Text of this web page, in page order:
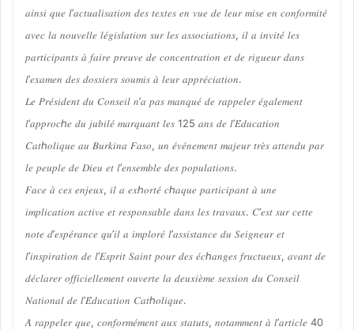
𝑎𝑖𝑛𝑠𝑖 𝑞𝑢𝑒 𝑙’𝑎𝑐𝑡𝑢𝑎𝑙𝑖𝑠𝑎𝑡𝑖𝑜𝑛 𝑑𝑒𝑠 𝑡𝑒𝑥𝑡𝑒𝑠 𝑒𝑛 𝑣𝑢𝑒 𝑑𝑒 𝑙𝑒𝑢𝑟 𝑚𝑖𝑠𝑒 𝑒𝑛 𝑐𝑜𝑛𝑓𝑜𝑟𝑚𝑖𝑡𝑒́
𝑎𝑣𝑒𝑐 𝑙𝑎 𝑛𝑜𝑢𝑣𝑒𝑙𝑙𝑒 𝑙𝑒́𝑔𝑖𝑠𝑙𝑎𝑡𝑖𝑜𝑛 𝑠𝑢𝑟 𝑙𝑒𝑠 𝑎𝑠𝑠𝑜𝑐𝑖𝑎𝑡𝑖𝑜𝑛𝑠, 𝑖𝑙 𝑎 𝑖𝑛𝑣𝑖𝑡𝑒́ 𝑙𝑒𝑠
𝑝𝑎𝑟𝑡𝑖𝑐𝑖𝑝𝑎𝑛𝑡𝑠 𝑎̀ 𝑓𝑎𝑖𝑟𝑒 𝑝𝑟𝑒𝑢𝑣𝑒 𝑑𝑒 𝑐𝑜𝑛𝑐𝑒𝑛𝑡𝑟𝑎𝑡𝑖𝑜𝑛 𝑒𝑡 𝑑𝑒 𝑟𝑖𝑔𝑢𝑒𝑢𝑟 𝑑𝑎𝑛𝑠
𝑙’𝑒𝑥𝑎𝑚𝑒𝑛 𝑑𝑒𝑠 𝑑𝑜𝑠𝑠𝑖𝑒𝑟𝑠 𝑠𝑜𝑢𝑚𝑖𝑠 𝑎̀ 𝑙𝑒𝑢𝑟 𝑎𝑝𝑝𝑟𝑒́𝑐𝑖𝑎𝑡𝑖𝑜𝑛.
𝐿𝑒 𝑃𝑟𝑒́𝑠𝑖𝑑𝑒𝑛𝑡 𝑑𝑢 𝐶𝑜𝑛𝑠𝑒𝑖𝑙 𝑛’𝑎 𝑝𝑎𝑠 𝑚𝑎𝑛𝑞𝑢𝑒́ 𝑑𝑒 𝑟𝑎𝑝𝑝𝑒𝑙𝑒𝑟 𝑒́𝑔𝑎𝑙𝑒𝑚𝑒𝑛𝑡
𝑙’𝑎𝑝𝑝𝑟𝑜𝑐ℎ𝑒 𝑑𝑢 𝑗𝑢𝑏𝑖𝑙𝑒́ 𝑚𝑎𝑟𝑞𝑢𝑎𝑛𝑡 𝑙𝑒𝑠 125 𝑎𝑛𝑠 𝑑𝑒 𝑙’𝐸́𝑑𝑢𝑐𝑎𝑡𝑖𝑜𝑛
𝐶𝑎𝑡ℎ𝑜𝑙𝑖𝑞𝑢𝑒 𝑎𝑢 𝐵𝑢𝑟𝑘𝑖𝑛𝑎 𝐹𝑎𝑠𝑜, 𝑢𝑛 𝑒́𝑣𝑒́𝑛𝑒𝑚𝑒𝑛𝑡 𝑚𝑎𝑗𝑒𝑢𝑟 𝑡𝑟𝑒̀𝑠 𝑎𝑡𝑡𝑒𝑛𝑑𝑢 𝑝𝑎𝑟
𝑙𝑒 𝑝𝑒𝑢𝑝𝑙𝑒 𝑑𝑒 𝐷𝑖𝑒𝑢 𝑒𝑡 𝑙’𝑒𝑛𝑠𝑒𝑚𝑏𝑙𝑒 𝑑𝑒𝑠 𝑝𝑜𝑝𝑢𝑙𝑎𝑡𝑖𝑜𝑛𝑠.
𝐹𝑎𝑐𝑒 𝑎̀ 𝑐𝑒𝑠 𝑒𝑛𝑗𝑒𝑢𝑥, 𝑖𝑙 𝑎 𝑒𝑥ℎ𝑜𝑟𝑡𝑒́ 𝑐ℎ𝑎𝑞𝑢𝑒 𝑝𝑎𝑟𝑡𝑖𝑐𝑖𝑝𝑎𝑛𝑡 𝑎̀ 𝑢𝑛𝑒
𝑖𝑚𝑝𝑙𝑖𝑐𝑎𝑡𝑖𝑜𝑛 𝑎𝑐𝑡𝑖𝑣𝑒 𝑒𝑡 𝑟𝑒𝑠𝑝𝑜𝑛𝑠𝑎𝑏𝑙𝑒 𝑑𝑎𝑛𝑠 𝑙𝑒𝑠 𝑡𝑟𝑎𝑣𝑎𝑢𝑥. 𝐶’𝑒𝑠𝑡 𝑠𝑢𝑟 𝑐𝑒𝑡𝑡𝑒
𝑛𝑜𝑡𝑒 𝑑’𝑒𝑠𝑝𝑒́𝑟𝑎𝑛𝑐𝑒 𝑞𝑢’𝑖𝑙 𝑎 𝑖𝑚𝑝𝑙𝑜𝑟𝑒́ 𝑙’𝑎𝑠𝑠𝑖𝑠𝑡𝑎𝑛𝑐𝑒 𝑑𝑢 𝑆𝑒𝑖𝑔𝑛𝑒𝑢𝑟 𝑒𝑡
𝑙’𝑖𝑛𝑠𝑝𝑖𝑟𝑎𝑡𝑖𝑜𝑛 𝑑𝑒 𝑙’𝐸𝑠𝑝𝑟𝑖𝑡 𝑆𝑎𝑖𝑛𝑡 𝑝𝑜𝑢𝑟 𝑑𝑒𝑠 𝑒́𝑐ℎ𝑎𝑛𝑔𝑒𝑠 𝑓𝑟𝑢𝑐𝑡𝑢𝑒𝑢𝑥, 𝑎𝑣𝑎𝑛𝑡 𝑑𝑒
𝑑𝑒́𝑐𝑙𝑎𝑟𝑒𝑟 𝑜𝑓𝑓𝑖𝑐𝑖𝑒𝑙𝑙𝑒𝑚𝑒𝑛𝑡 𝑜𝑢𝑣𝑒𝑟𝑡𝑒 𝑙𝑎 𝑑𝑒𝑢𝑥𝑖𝑒̀𝑚𝑒 𝑠𝑒𝑠𝑠𝑖𝑜𝑛 𝑑𝑢 𝐶𝑜𝑛𝑠𝑒𝑖𝑙
𝑁𝑎𝑡𝑖𝑜𝑛𝑎𝑙 𝑑𝑒 𝑙’𝐸́𝑑𝑢𝑐𝑎𝑡𝑖𝑜𝑛 𝐶𝑎𝑡ℎ𝑜𝑙𝑖𝑞𝑢𝑒.
𝐴̀ 𝑟𝑎𝑝𝑝𝑒𝑙𝑒𝑟 𝑞𝑢𝑒, 𝑐𝑜𝑛𝑓𝑜𝑟𝑚𝑒́𝑚𝑒𝑛𝑡 𝑎𝑢𝑥 𝑠𝑡𝑎𝑡𝑢𝑡𝑠, 𝑛𝑜𝑡𝑎𝑚𝑚𝑒𝑛𝑡 𝑎̀ 𝑙’𝑎𝑟𝑡𝑖𝑐𝑙𝑒 40